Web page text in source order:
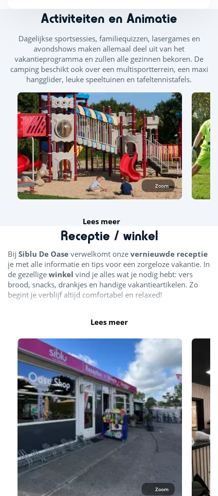
Activiteiten en Animatie
Dagelijkse sportsessies, familiequizzen, lasergames en
avondshows maken allemaal deel uit van het
vakantieprogramma en zullen alle gezinnen bekoren. De
camping beschikt ook over een multisportterrein, een maxi
hangglider, leuke speeltuinen en tafeltennistafels.
Zoom
Lees meer
Receptie / winkel
Bij Siblu De Oase verwelkomt onze vernieuwde receptie
je met alle informatie en tips voor een zorgeloze vakantie. In
de gezellige winkel vind je alles wat je nodig hebt: vers
brood, snacks, drankjes en handige vakantieartikelen. Zo
begint je verblijf altijd comfortabel en relaxed!
Lees meer
Zoom